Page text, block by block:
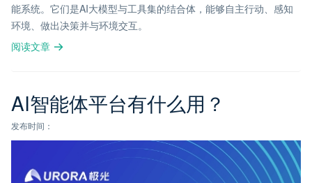
能系统。它们是AI大模型与工具集的结合体，能够自主行动、感知
环境、做出决策并与环境交互。
阅读文章
AI智能体平台有什么用？
发布时间：